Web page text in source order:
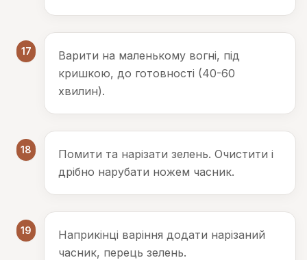
17
Варити на маленькому вогні, під
кришкою, до готовності (40-60
хвилин).
18
Помити та нарізати зелень. Очистити і
дрібно нарубати ножем часник.
19
Наприкінці варіння додати нарізаний
часник, перець зелень.